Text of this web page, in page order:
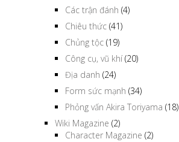
Các trận đánh (4)
Chiêu thức (41)
Chủng tộc (19)
Công cụ, vũ khí(20)
Địa danh (24)
Form sức mạnh (34)
Phỏng vấn Akira Toriyama (18)
Wiki Magazine (2)
Character Magazine (2)